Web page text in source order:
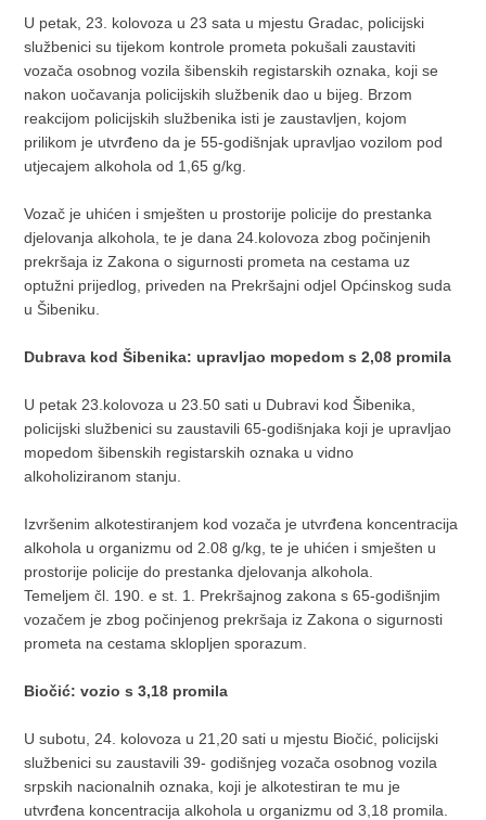
U petak, 23. kolovoza u 23 sata u mjestu Gradac, policijski
službenici su tijekom kontrole prometa pokušali zaustaviti
vozača osobnog vozila šibenskih registarskih oznaka, koji se
nakon uočavanja policijskih službenik dao u bijeg. Brzom
reakcijom policijskih službenika isti je zaustavljen, kojom
prilikom je utvrđeno da je 55-godišnjak upravljao vozilom pod
utjecajem alkohola od 1,65 g/kg.
Vozač je uhićen i smješten u prostorije policije do prestanka
djelovanja alkohola, te je dana 24.kolovoza zbog počinjenih
prekršaja iz Zakona o sigurnosti prometa na cestama uz
optužni prijedlog, priveden na Prekršajni odjel Općinskog suda
u Šibeniku.
Dubrava kod Šibenika: upravljao mopedom s 2,08 promila
U petak 23.kolovoza u 23.50 sati u Dubravi kod Šibenika,
policijski službenici su zaustavili 65-godišnjaka koji je upravljao
mopedom šibenskih registarskih oznaka u vidno
alkoholiziranom stanju.
Izvršenim alkotestiranjem kod vozača je utvrđena koncentracija
alkohola u organizmu od 2.08 g/kg, te je uhićen i smješten u
prostorije policije do prestanka djelovanja alkohola.
Temeljem čl. 190. e st. 1. Prekršajnog zakona s 65-godišnjim
vozačem je zbog počinjenog prekršaja iz Zakona o sigurnosti
prometa na cestama sklopljen sporazum.
Biočić: vozio s 3,18 promila
U subotu, 24. kolovoza u 21,20 sati u mjestu Biočić, policijski
službenici su zaustavili 39- godišnjeg vozača osobnog vozila
srpskih nacionalnih oznaka, koji je alkotestiran te mu je
utvrđena koncentracija alkohola u organizmu od 3,18 promila.